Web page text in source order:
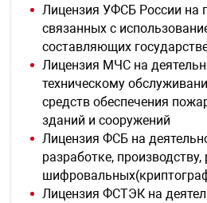
Лицензия УФСБ России на
связанных с
составляющих
Лицензия МЧС на
техническому
средств обеспечения
зданий и сооружений
Лицензия ФСБ на
разработке,
Лицензия ФСТЭК на